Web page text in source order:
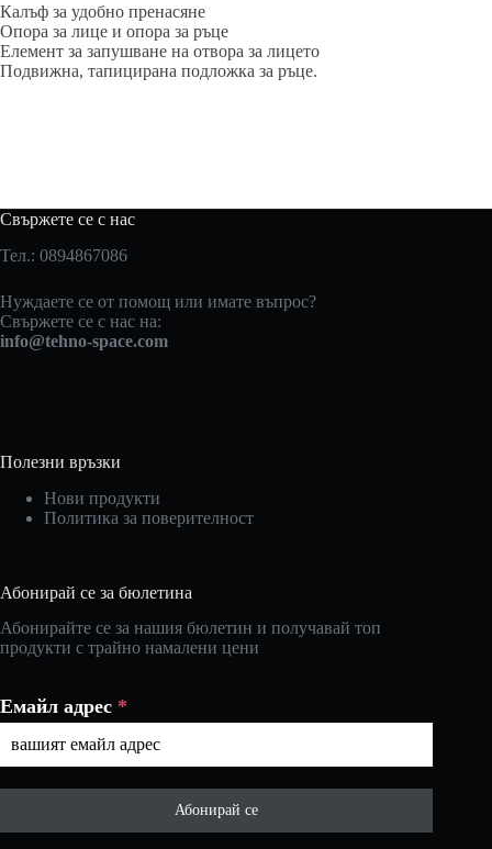
Калъф за удобно пренасяне
Опора за лице и опора за ръце
Елемент за запушване на отвора за лицето
Подвижна, тапицирана подложка за ръце.
Свържете се с нас
Тел.: 0894867086
Нуждаете се от помощ или имате въпрос?
Свържете се с нас на:
info@tehno-space.com
Полезни връзки
Нови продукти
Политика за поверителност
Абонирай се за бюлетина
Абонирайте се за нашия бюлетин и получавай топ
продукти с трайно намалени цени
Емайл адрес *
Абонирай се